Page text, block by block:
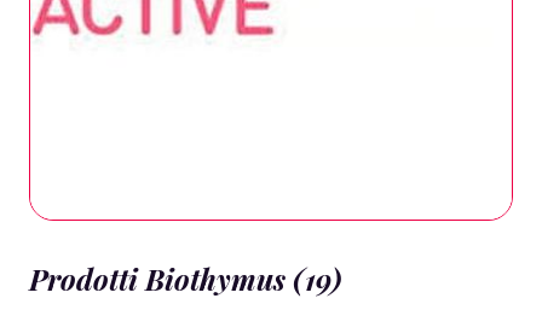
Prodotti Biothymus (19)